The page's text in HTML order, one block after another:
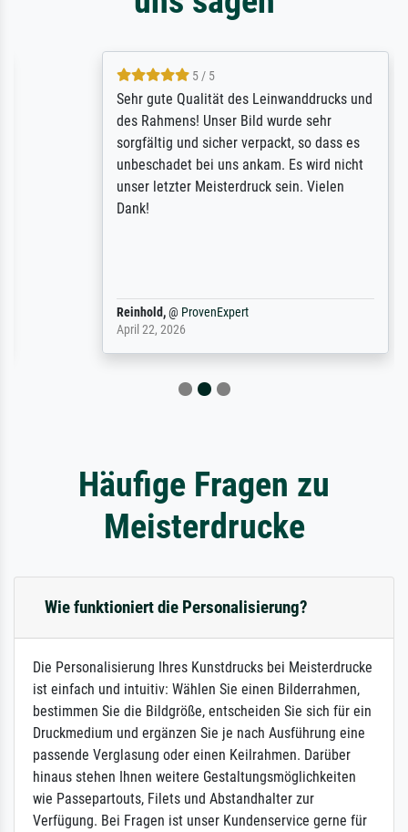
5 / 5
Sehr gute Qualität des Leinwanddrucks und
des Rahmens! Unser Bild wurde sehr
sorgfältig und sicher verpackt, so dass es
unbeschadet bei uns ankam. Es wird nicht
unser letzter Meisterdruck sein. Vielen
Reinhold,@ProvenExpert
April 22, 2026
Häufige Fragen zu
Meisterdrucke
Wie funktioniert die Personalisierung?
Die Personalisierung Ihres Kunstdrucks bei Meisterdrucke
ist einfach und intuitiv: Wählen Sie einen Bilderrahmen,
bestimmen Sie die Bildgröße, entscheiden Sie sich für ein
Druckmedium und ergänzen Sie je nach Ausführung eine
passende Verglasung oder einen Keilrahmen. Darüber
hinaus stehen Ihnen weitere Gestaltungsmöglichkeiten
wie Passepartouts, Filets und Abstandhalter zur
Verfügung. Bei Fragen ist unser Kundenservice gerne für